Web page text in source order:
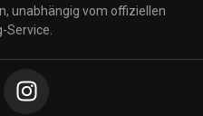
unabhängig vom offiziellen
Service.